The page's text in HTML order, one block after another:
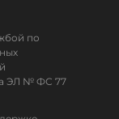
по
ЭЛ № ФС 77